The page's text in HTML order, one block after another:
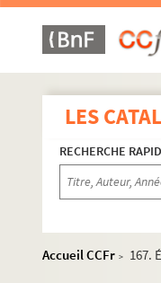
LES
RECHERCHE
Accueil CCFr >
167.
18.
19.
29.
39.
64. «
67. «
68. «
71.